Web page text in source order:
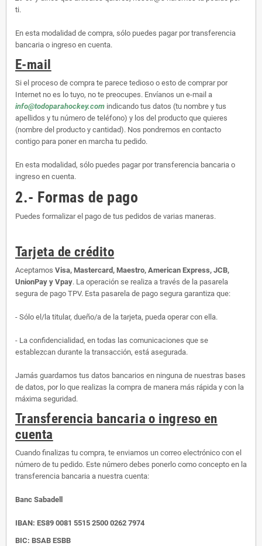
ti.
En esta modalidad de compra, sólo puedes pagar por transferencia
bancaria o ingreso en cuenta.
E-mail
Si el proceso de compra te parece tedioso o esto de comprar por
Internet no es lo tuyo, no te preocupes. Envíanos un e-mail a
info@todoparahockey.com indicando tus datos (tu nombre y tus
apellidos y tu número de teléfono) y los del producto que quieres
(nombre del producto y cantidad). Nos pondremos en contacto
contigo para poner en marcha tu pedido.
En esta modalidad, sólo puedes pagar por transferencia bancaria o
ingreso en cuenta.
2.- Formas de pago
Puedes formalizar el pago de tus pedidos de varias maneras.
Tarjeta de crédito
Aceptamos Visa, Mastercard, Maestro, American Express, JCB,
UnionPay y Vpay. La operación se realiza a través de la pasarela
segura de pago TPV. Esta pasarela de pago segura garantiza que:
- Sólo el/la titular, dueño/a de la tarjeta, pueda operar con ella.
- La confidencialidad, en todas las comunicaciones que se
establezcan durante la transacción, está asegurada.
Jamás guardamos tus datos bancarios en ninguna de nuestras bases
de datos, por lo que realizas la compra de manera más rápida y con la
máxima seguridad.
Transferencia bancaria o ingreso en
cuenta
Cuando finalizas tu compra, te enviamos un correo electrónico con el
número de tu pedido. Este número debes ponerlo como concepto en la
transferencia bancaria a nuestra cuenta:
Banc Sabadell
IBAN: ES89 0081 5515 2500 0262 7974
BIC: BSAB ESBB